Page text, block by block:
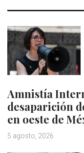
Amnistía
desaparición
en oeste de
5 agosto, 2026